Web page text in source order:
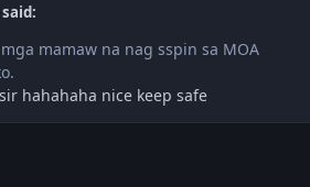
mamaw na nag sspin sa MOA
hahahaha nice keep safe